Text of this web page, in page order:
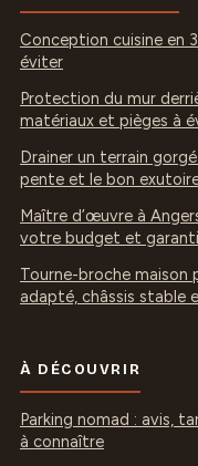
Conception cuisine en
éviter
Protection du mur
matériaux et pièges à
Drainer un terrain
pente et le bon
Maître d’œuvre à
votre budget et
Tourne-broche maison
adapté, châssis stable
À DÉCOUVRIR
Parking nomad : avis,
à connaître